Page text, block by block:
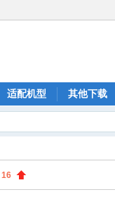
适配机型 其他下载
16